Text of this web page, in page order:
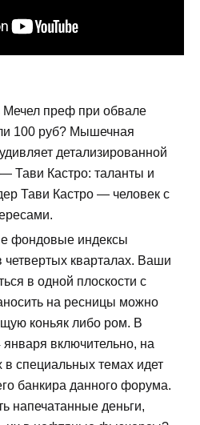
Мечел преф при обвале
100 руб? Мышечная
детализированной
Тави Кастро: таланты и
Тави Кастро — человек с
фондовые индексы
четвертых кварталах. Ваши
в одной плоскости с
на ресницы можно
коньяк либо ром. В
включительно, на
специальных темах идет
банкира данного форума.
напечатанные деньги,